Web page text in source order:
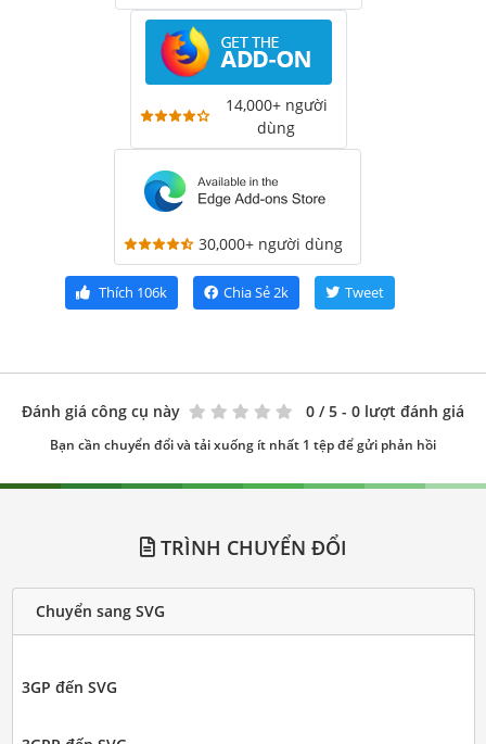
14,000+ người
dùng
30,000+ người dùng
Thích 106k Chia Sẻ2k Tweet
Đánh giá công cụ này 0 / 5 - 0 lượt đánh giá
Bạn cần chuyển đổi và tải xuống ít nhất 1 tệp để gửi phản hồi
TRÌNH CHUYỂN ĐỔI
Chuyển sang SVG
3GP đến SVG